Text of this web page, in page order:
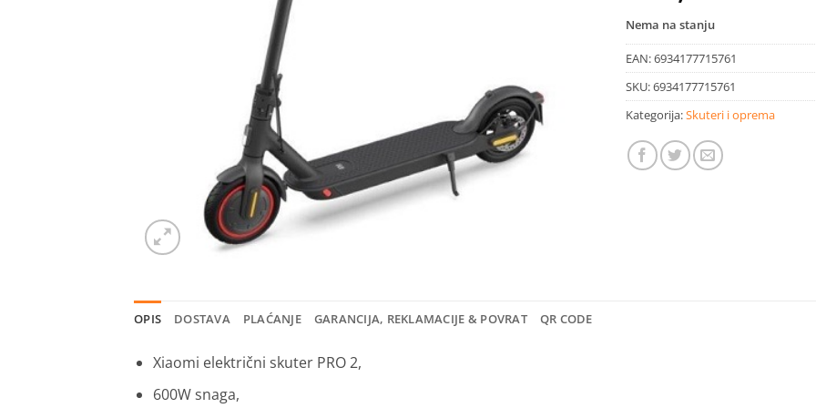
Nema na stanju
EAN:6934177715761
SKU:6934177715761
Kategorija:Skuteri i oprema
OPIS DOSTAVA PLAĆANJE GARANCIJA, REKLAMACIJE & POVRAT QR CODE
Xiaomi električni skuter PRO 2,
600W snaga,